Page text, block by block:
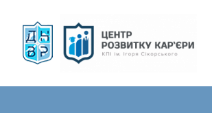
content